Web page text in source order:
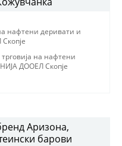
нафтени деривати и
на нафтени
ДООЕЛ Скопjе
Аризона,
барови